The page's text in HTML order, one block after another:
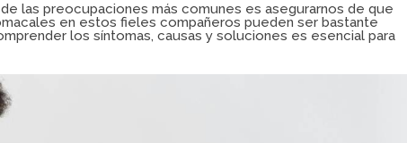
las preocupaciones más comunes es asegurarnos de que
en estos fieles compañeros pueden ser bastante
los síntomas, causas y soluciones es esencial para